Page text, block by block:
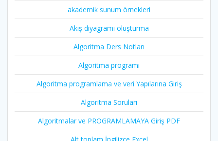
akademik sunum örnekleri
Akış diyagramı oluşturma
Algoritma Ders Notları
Algoritma programı
Algoritma programlama ve veri Yapılarına Giriş
Algoritma Soruları
Algoritmalar ve PROGRAMLAMAYA Giriş PDF